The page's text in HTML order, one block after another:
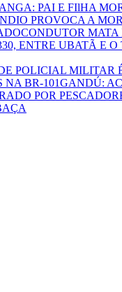
PAI E FIlHA
PROVOCA A
CONDUTOR
POLICIAL MILITAR
GANDÚ: